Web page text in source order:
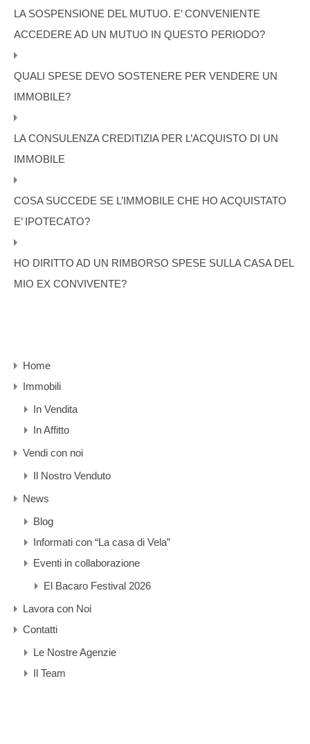
LA SOSPENSIONE DEL MUTUO. E’ CONVENIENTE
ACCEDERE AD UN MUTUO IN QUESTO PERIODO?
QUALI SPESE DEVO SOSTENERE PER VENDERE UN
IMMOBILE?
LA CONSULENZA CREDITIZIA PER L’ACQUISTO DI UN
IMMOBILE
COSA SUCCEDE SE L’IMMOBILE CHE HO ACQUISTATO
E’ IPOTECATO?
HO DIRITTO AD UN RIMBORSO SPESE SULLA CASA DEL
MIO EX CONVIVENTE?
Home
Immobili
In Vendita
In Affitto
Vendi con noi
Il Nostro Venduto
News
Blog
Informati con “La casa di Vela”
Eventi in collaborazione
El Bacaro Festival 2026
Lavora con Noi
Contatti
Le Nostre Agenzie
Il Team